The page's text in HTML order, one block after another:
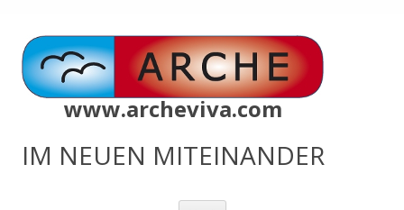
www.archeviva.com
IM NEUEN MITEINANDER
Zum